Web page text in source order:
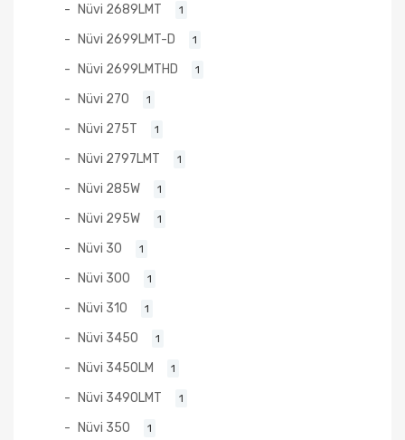
Nüvi 2689LMT 1
Nüvi 2699LMT-D 1
Nüvi 2699LMTHD 1
Nüvi 270 1
Nüvi 275T 1
Nüvi 2797LMT 1
Nüvi 285W 1
Nüvi 295W 1
Nüvi 30 1
Nüvi 300 1
Nüvi 310 1
Nüvi 3450 1
Nüvi 3450LM 1
Nüvi 3490LMT 1
Nüvi 350 1